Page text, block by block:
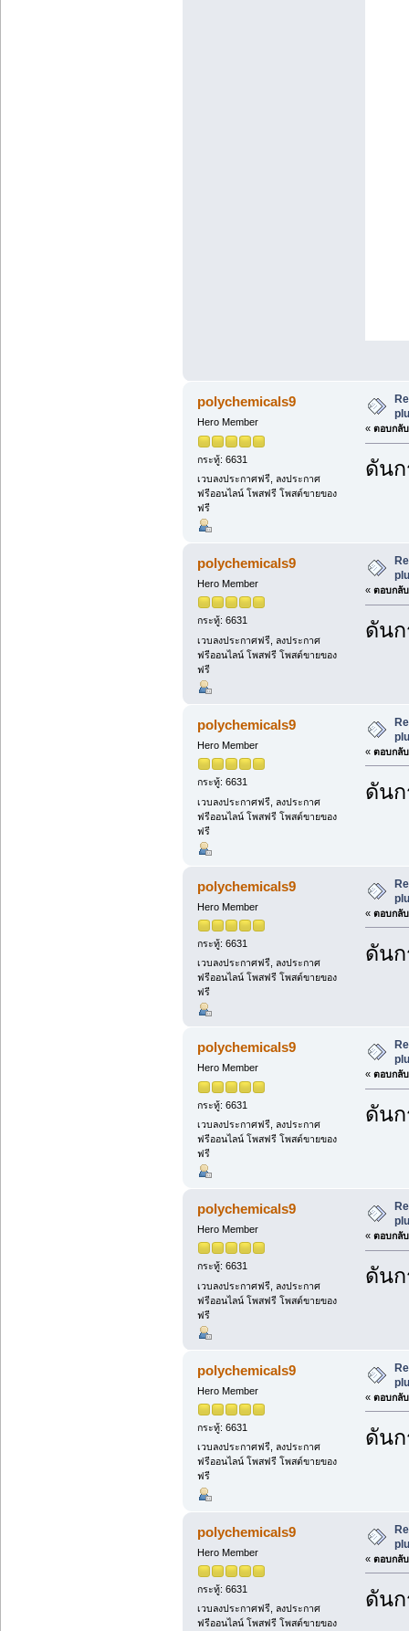
polychemicals9
Hero Member
กระทู้: 6631
เวบลงประกาศฟรี, ลงประกาศ
ฟรีออนไลน์ โพสฟรี โพสต์ขายของ
ฟรี
« ตอบกลั
ดัน
polychemicals9
Hero Member
กระทู้: 6631
เวบลงประกาศฟรี, ลงประกาศ
ฟรีออนไลน์ โพสฟรี โพสต์ขายของ
ฟรี
« ตอบกลั
ดัน
polychemicals9
Hero Member
กระทู้: 6631
เวบลงประกาศฟรี, ลงประกาศ
ฟรีออนไลน์ โพสฟรี โพสต์ขายของ
ฟรี
« ตอบกลั
ดัน
polychemicals9
Hero Member
กระทู้: 6631
เวบลงประกาศฟรี, ลงประกาศ
ฟรีออนไลน์ โพสฟรี โพสต์ขายของ
ฟรี
« ตอบกลั
ดัน
polychemicals9
Hero Member
กระทู้: 6631
เวบลงประกาศฟรี, ลงประกาศ
ฟรีออนไลน์ โพสฟรี โพสต์ขายของ
ฟรี
« ตอบกลั
ดัน
polychemicals9
Hero Member
กระทู้: 6631
เวบลงประกาศฟรี, ลงประกาศ
ฟรีออนไลน์ โพสฟรี โพสต์ขายของ
ฟรี
« ตอบกลั
ดัน
polychemicals9
Hero Member
กระทู้: 6631
เวบลงประกาศฟรี, ลงประกาศ
ฟรีออนไลน์ โพสฟรี โพสต์ขายของ
ฟรี
« ตอบกลั
ดัน
polychemicals9
Hero Member
กระทู้: 6631
เวบลงประกาศฟรี, ลงประกาศ
ฟรีออนไลน์ โพสฟรี โพสต์ขายของ
« ตอบกลั
ดัน